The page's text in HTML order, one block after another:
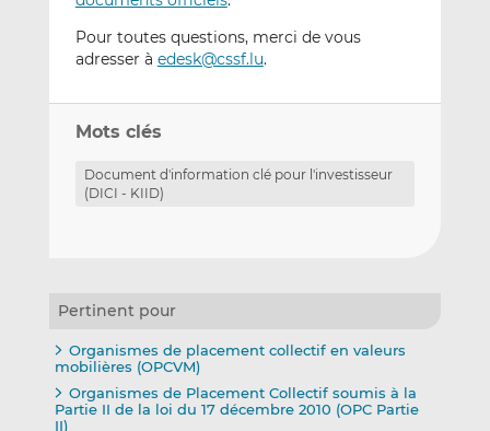
Pour toutes questions, merci de vous
adresser à edesk@cssf.lu.
Mots clés
Document d'information clé pour l'investisseur
(DICI - KIID)
Pertinent pour
Organismes de placement collectif en valeurs
mobilières (OPCVM)
Organismes de Placement Collectif soumis à la
Partie II de la loi du 17 décembre 2010 (OPC Partie
II)